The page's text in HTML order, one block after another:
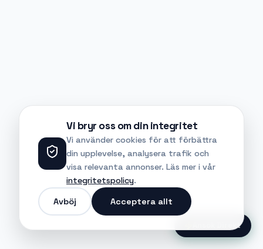
Ansök Direkt
Vi bryr oss om din integritet
Vi använder cookies för att förbättra
din upplevelse, analysera trafik och
visa relevanta annonser. Läs mer i vår
integritetspolicy.
Avböj
Acceptera allt